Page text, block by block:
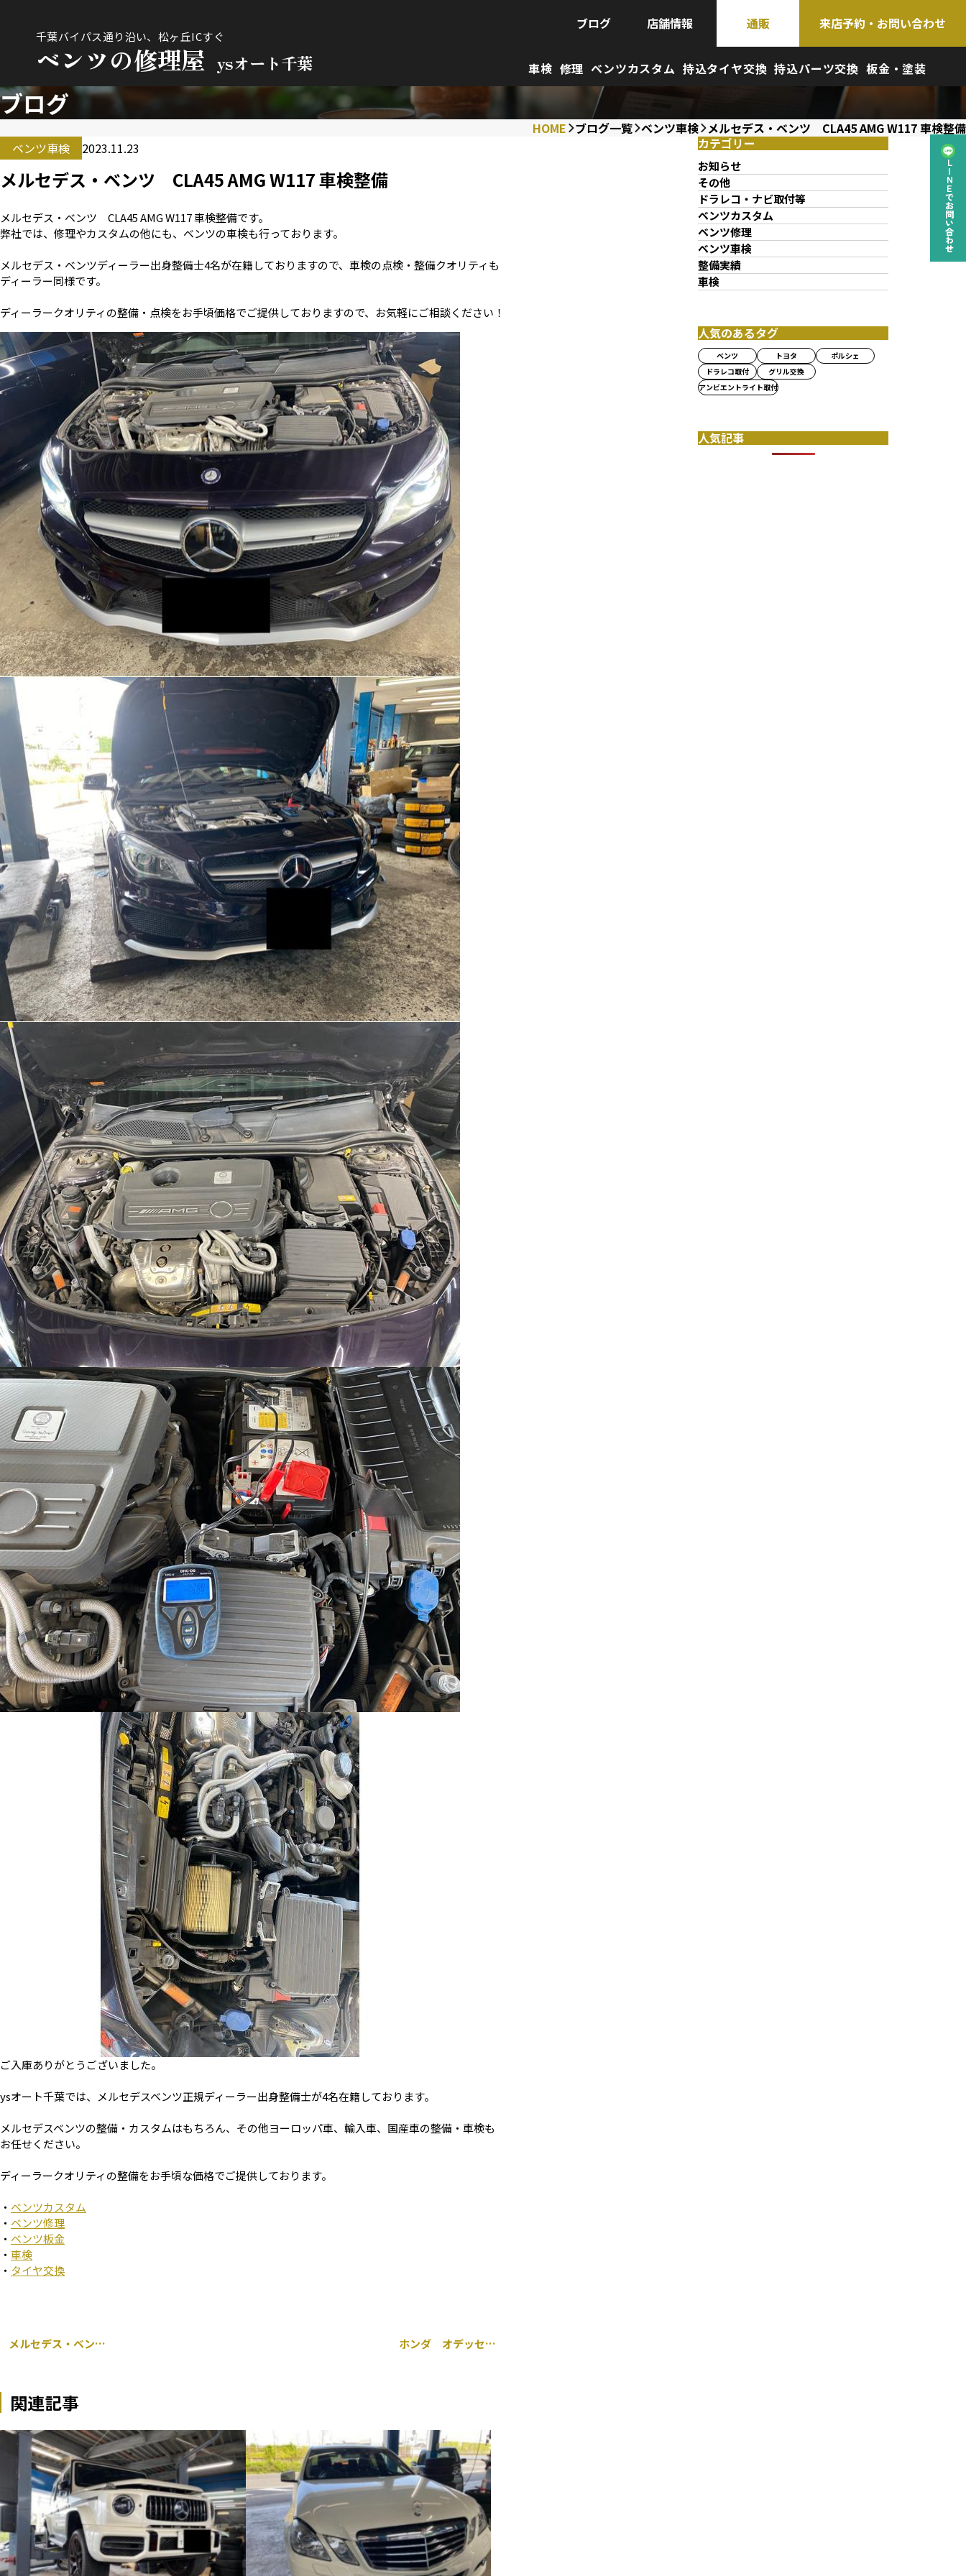
千葉バイパス通り沿い、松ヶ丘ICすぐ
ベンツの修理屋 ysオート千葉
ブログ 店舗情報 通販 来店予約・お問い合わせ
車検 修理 ベンツカスタム 持込タイヤ交換 持込パーツ交換 板金・塗装
LINEでお問い合わせ
ブログ
HOME ブログ一覧 ベンツ車検 メルセデス・ベンツ CLA45 AMG W117 車検整備
ベンツ車検
2023.11.23
メルセデス・ベンツ CLA45 AMG W117 車検整備
メルセデス・ベンツ CLA45 AMG W117 車検整備です。
弊社では、修理やカスタムの他にも、ベンツの車検も行っております。
メルセデス・ベンツディーラー出身整備士4名が在籍しておりますので、車検の点検・整備クオリティも
ディーラー同様です。
ディーラークオリティの整備・点検をお手頃価格でご提供しておりますので、お気軽にご相談ください！
ご入庫ありがとうございました。
ysオート千葉では、メルセデスベンツ正規ディーラー出身整備士が4名在籍しております。
メルセデスベンツの整備・カスタムはもちろん、その他ヨーロッパ車、輸入車、国産車の整備・車検も
お任せください。
ディーラークオリティの整備をお手頃な価格でご提供しております。
・ ベンツカスタム
・ ベンツ修理
・ ベンツ板金
・ 車検
・ タイヤ交換
メルセデス・ベンツ W205 Cクラス H&R 持ち込み ダウンサス交換 ホンダ オデッセイ エアコン効かない コンプレッサー・コンデンサー交換
関連記事
カテゴリー
お知らせ
その他
ドラレコ・ナビ取付等
ベンツカスタム
ベンツ修理
ベンツ車検
整備実績
車検
人気のあるタグ
ベンツ トヨタ
ポルシェ
ドラレコ取付
グリル交換
アンビエントライト取付
人気記事